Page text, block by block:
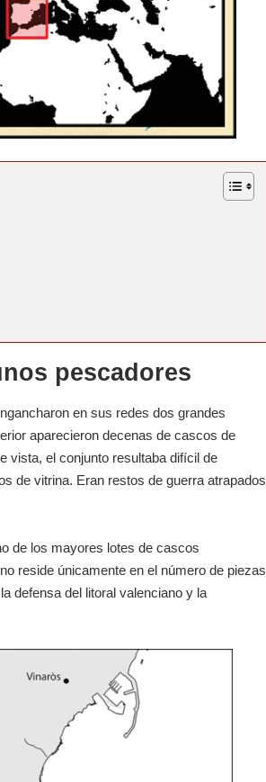
pescadores
en sus redes dos grandes
aparecieron decenas de cascos de
vista, el conjunto resultaba difícil de
de vitrina. Eran restos de guerra atrapados
de los mayores lotes de cascos
reside únicamente en el número de piezas
defensa del litoral valenciano y la